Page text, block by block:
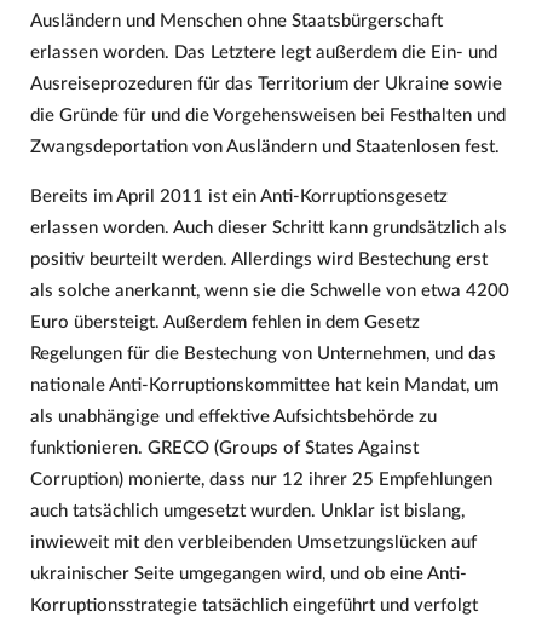
Ausländern und Menschen ohne Staatsbürgerschaft
erlassen worden. Das Letztere legt außerdem die Ein- und
Ausreiseprozeduren für das Territorium der Ukraine sowie
die Gründe für und die Vorgehensweisen bei Festhalten und
Zwangsdeportation von Ausländern und Staatenlosen fest.
Bereits im April 2011 ist ein Anti-Korruptionsgesetz
erlassen worden. Auch dieser Schritt kann grundsätzlich als
positiv beurteilt werden. Allerdings wird Bestechung erst
als solche anerkannt, wenn sie die Schwelle von etwa 4200
Euro übersteigt. Außerdem fehlen in dem Gesetz
Regelungen für die Bestechung von Unternehmen, und das
nationale Anti-Korruptionskommittee hat kein Mandat, um
als unabhängige und effektive Aufsichtsbehörde zu
funktionieren. GRECO (Groups of States Against
Corruption) monierte, dass nur 12 ihrer 25 Empfehlungen
auch tatsächlich umgesetzt wurden. Unklar ist bislang,
inwieweit mit den verbleibenden Umsetzungslücken auf
ukrainischer Seite umgegangen wird, und ob eine Anti-
Korruptionsstrategie tatsächlich eingeführt und verfolgt